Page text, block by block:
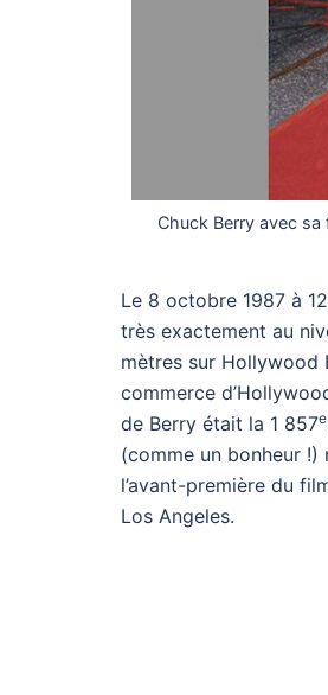
Chuck Berry avec sa
Le 8 octobre 1987 à
très exactement au
mètres sur Hollywood
commerce
de Berry était la 1 857e
(comme un bonheur !)
l’avant-première du
Los Angeles.